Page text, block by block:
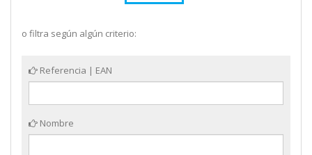
o filtra según algún criterio:
Referencia | EAN
Nombre